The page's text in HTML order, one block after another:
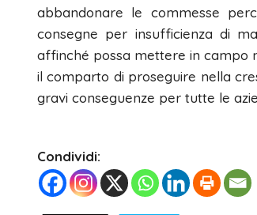
abbandonare le commesse
consegne per insufficienza di
affinché possa mettere in campo
il comparto di proseguire nella
gravi conseguenze per tutte le
Condividi: